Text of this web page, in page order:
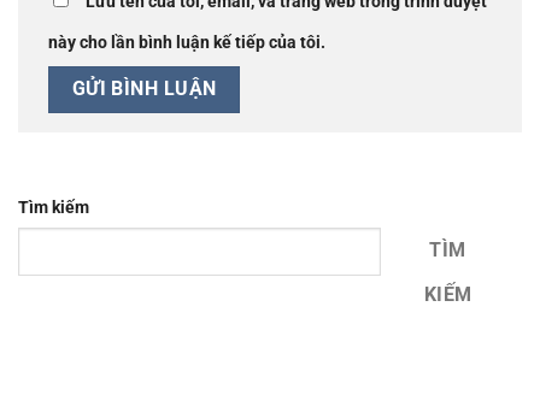
này cho lần bình luận kế tiếp của tôi.
Tìm kiếm
TÌM
KIẾM